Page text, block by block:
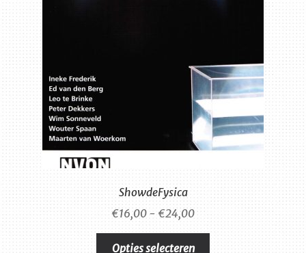
ShowdeFysica
€16,00 - €24,00Prijsklasse:
tot
Opties selecteren